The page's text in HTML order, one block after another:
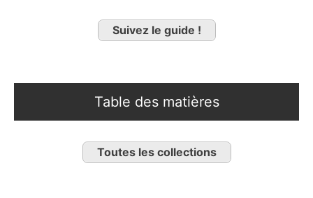
Suivez le guide !
Table des matières
Toutes les collections